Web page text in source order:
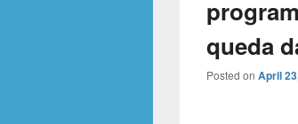
queda
Posted on April